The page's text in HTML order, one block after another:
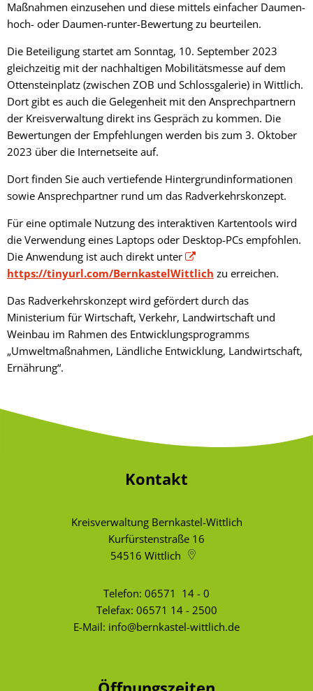
Maßnahmen einzusehen und diese mittels einfacher Daumen-
hoch- oder Daumen-runter-Bewertung zu beurteilen.
Die Beteiligung startet am Sonntag, 10. September 2023
gleichzeitig mit der nachhaltigen Mobilitätsmesse auf dem
Ottensteinplatz (zwischen ZOB und Schlossgalerie) in Wittlich.
Dort gibt es auch die Gelegenheit mit den Ansprechpartnern
der Kreisverwaltung direkt ins Gespräch zu kommen. Die
Bewertungen der Empfehlungen werden bis zum 3. Oktober
2023 über die Internetseite auf.
Dort finden Sie auch vertiefende Hintergrundinformationen
sowie Ansprechpartner rund um das Radverkehrskonzept.
Für eine optimale Nutzung des interaktiven Kartentools wird
die Verwendung eines Laptops oder Desktop-PCs empfohlen.
Die Anwendung ist auch direkt unter
https://tinyurl.com/BernkastelWittlich zu erreichen.
Das Radverkehrskonzept wird gefördert durch das
Ministerium für Wirtschaft, Verkehr, Landwirtschaft und
Weinbau im Rahmen des Entwicklungsprogramms
„Umweltmaßnahmen, Ländliche Entwicklung, Landwirtschaft,
Ernährung“.
Kontakt
Kreisverwaltung Bernkastel-Wittlich
Kurfürstenstraße 16
54516 Wittlich
Telefon: 06571 14 - 0
Telefax: 06571 14 - 2500
E-Mail: info@bernkastel-wittlich.de